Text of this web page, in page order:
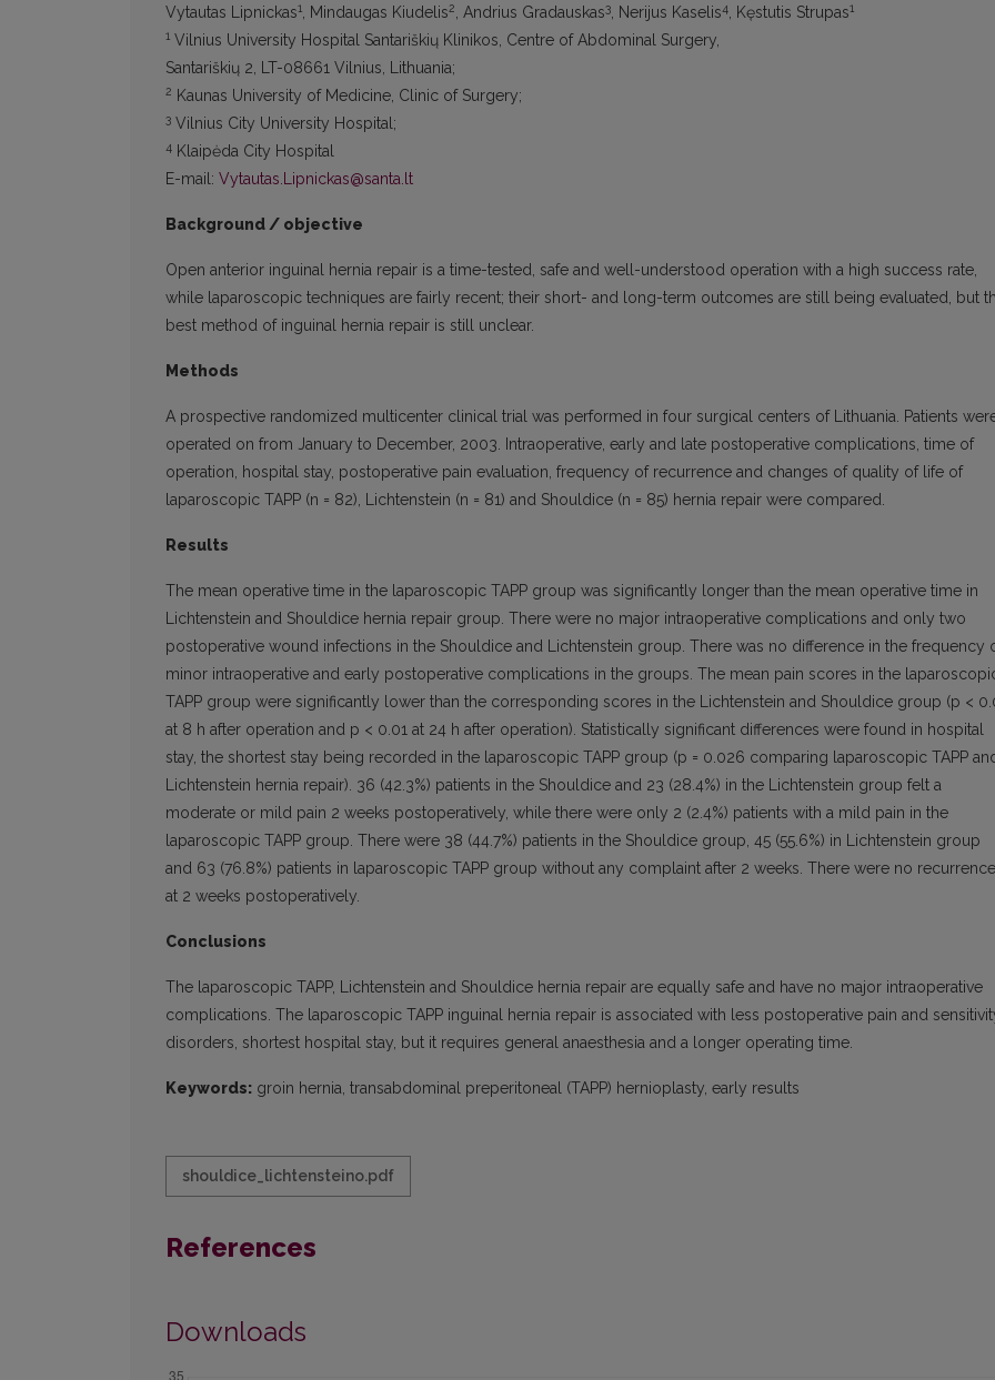
Vytautas Lipnickas1, Mindaugas Kiudelis2, Andrius Gradauskas3, Nerijus Kaselis4, Kęstutis Strupas1
1 Vilnius University Hospital Santariškių Klinikos, Centre of Abdominal Surgery,
Santariškių 2, LT-08661 Vilnius, Lithuania;
2 Kaunas University of Medicine, Clinic of Surgery;
3 Vilnius City University Hospital;
4 Klaipėda City Hospital
E-mail: Vytautas.Lipnickas@santa.lt
Background / objective
Open anterior inguinal hernia repair is a time-tested, safe and well-understood operation with a high success rate,
while laparoscopic techniques are fairly recent; their short- and long-term outcomes are still being evaluated, but
best method of inguinal hernia repair is still unclear.
Methods
A prospective randomized multicenter clinical trial was performed in four surgical centers of Lithuania. Patients
operated on from January to December, 2003. Intraoperative, early and late postoperative complications, time of
operation, hospital stay, postoperative pain evaluation, frequency of recurrence and changes of quality of life of
laparoscopic TAPP (n = 82), Lichtenstein (n = 81) and Shouldice (n = 85) hernia repair were compared.
Results
The mean operative time in the laparoscopic TAPP group was significantly longer than the mean operative time in
Lichtenstein and Shouldice hernia repair group. There were no major intraoperative complications and only two
postoperative wound infections in the Shouldice and Lichtenstein group. There was no difference in the frequency
minor intraoperative and early postoperative complications in the groups. The mean pain scores in the
TAPP group were significantly lower than the corresponding scores in the Lichtenstein and Shouldice group (p <
at 8 h after operation and p < 0.01 at 24 h after operation). Statistically significant differences were found in hospital
stay, the shortest stay being recorded in the laparoscopic TAPP group (p = 0.026 comparing laparoscopic TAPP
Lichtenstein hernia repair). 36 (42.3%) patients in the Shouldice and 23 (28.4%) in the Lichtenstein group felt a
moderate or mild pain 2 weeks postoperatively, while there were only 2 (2.4%) patients with a mild pain in the
laparoscopic TAPP group. There were 38 (44.7%) patients in the Shouldice group, 45 (55.6%) in Lichtenstein group
and 63 (76.8%) patients in laparoscopic TAPP group without any complaint after 2 weeks. There were no
at 2 weeks postoperatively.
Conclusions
The laparoscopic TAPP, Lichtenstein and Shouldice hernia repair are equally safe and have no major intraoperative
complications. The laparoscopic TAPP inguinal hernia repair is associated with less postoperative pain and
disorders, shortest hospital stay, but it requires general anaesthesia and a longer operating time.
Keywords: groin hernia, transabdominal preperitoneal (TAPP) hernioplasty, early results
shouldice_lichtensteino.pdf
References
Downloads